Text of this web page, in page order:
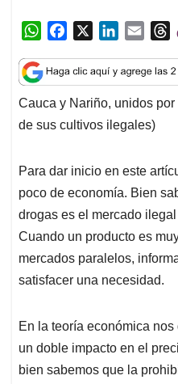
W
a
t
s
A
p
c
e
b
o
k
n
k
e
d
n
a
i
l
T
r
e
a
Cauca y Nariño, unidos
de sus cultivos ilegales)
Para dar inicio en este
poco de economía. Bien
drogas es el mercado
Cuando un producto es
mercados paralelos,
satisfacer una necesidad.
En la teoría económica nos
un doble impacto en el
bien sabemos que la